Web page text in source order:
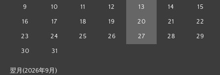
9 10 11 12 13 14 15
16 17 18 19 20 21 22
23 24 25 26 27 28 29
30 31
翌月(2026年9月)